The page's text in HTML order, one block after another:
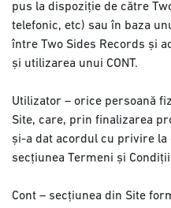
pus la dispoziție de către
telefonic, etc) sau în baza
între Two Sides Records și
și utilizarea unui CONT.
Utilizator – orice persoană
Site, care, prin finalizarea
și-a dat acordul cu privire
secțiunea Termeni și
Cont – secțiunea din Site